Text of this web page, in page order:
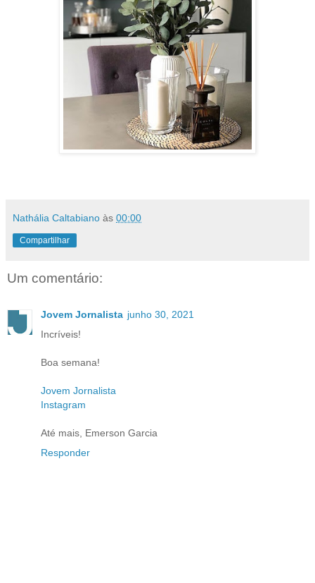
Nathália Caltabiano às 00:00
Compartilhar
Um comentário:
Jovem Jornalista junho 30, 2021
Incríveis!
Boa semana!
Jovem Jornalista
Instagram
Até mais, Emerson Garcia
Responder